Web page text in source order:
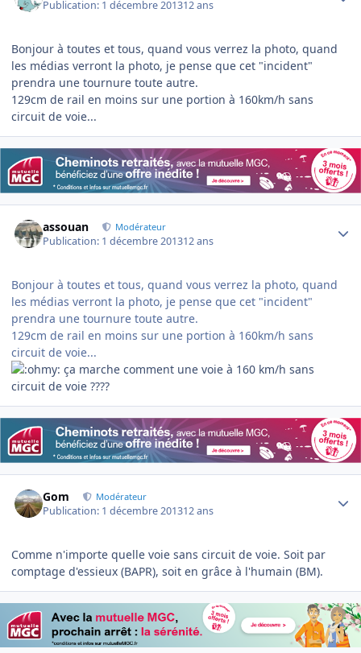
Publication: 1 décembre 201312 ans
Bonjour à toutes et tous, quand vous verrez la photo, quand
les médias verront la photo, je pense que cet "incident"
prendra une tournure toute autre.
129cm de rail en moins sur une portion à 160km/h sans
circuit de voie...
assouan Modérateur
Publication: 1 décembre 201312 ans
Bonjour à toutes et tous, quand vous verrez la photo, quand
les médias verront la photo, je pense que cet "incident"
prendra une tournure toute autre.
129cm de rail en moins sur une portion à 160km/h sans
circuit de voie...
ça marche comment une voie à 160 km/h sans
circuit de voie ????
Gom Modérateur
Publication: 1 décembre 201312 ans
Comme n'importe quelle voie sans circuit de voie. Soit par
comptage d'essieux (BAPR), soit en grâce à l'humain (BM).